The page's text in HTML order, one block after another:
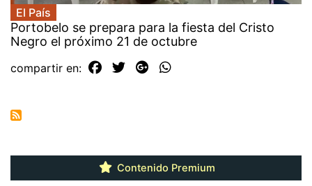
El País
Portobelo se prepara para la fiesta del Cristo
Negro el próximo 21 de octubre
compartir en:
Contenido Premium